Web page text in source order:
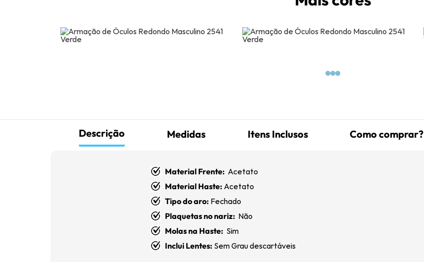
Descrição Medidas Itens Inclusos Como comprar?
Material Frente: Acetato
Material Haste: Acetato
Tipo do aro: Fechado
Plaquetas no nariz: Não
Molas na Haste: Sim
Inclui Lentes: Sem Grau descartáveis